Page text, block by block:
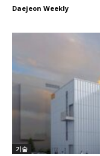
Daejeon Weekly
기술